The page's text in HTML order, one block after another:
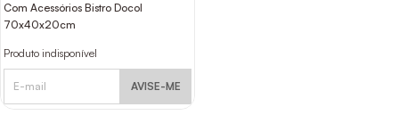
Com Acessórios Bistro Docol
70x40x20cm
Produto indisponível
AVISE-ME